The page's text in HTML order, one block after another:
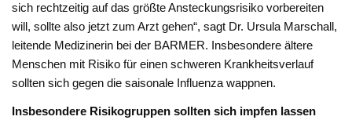
sich rechtzeitig auf das größte Ansteckungsrisiko vorbereiten
will, sollte also jetzt zum Arzt gehen“, sagt Dr. Ursula Marschall,
leitende Medizinerin bei der BARMER. Insbesondere ältere
Menschen mit Risiko für einen schweren Krankheitsverlauf
sollten sich gegen die saisonale Influenza wappnen.
Insbesondere Risikogruppen sollten sich impfen lassen